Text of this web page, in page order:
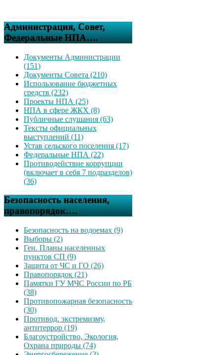
Администрация, Совет,
Федеральные НПА….
Документы Администрации
(151)
Документы Совета (210)
Использование бюджетных
средств (232)
Проекты НПА (25)
НПА в сфере ЖКХ (8)
Публичные слушания (63)
Тексты официальных
выступлений (11)
Устав сельского поселения (17)
Федеральные НПА (22)
Противодействие коррупции
(включает в себя 7 подразделов)
(36)
Безопасность населения,
правопорядок….
Безопасность на водоемах (9)
Выборы (2)
Ген. Планы населенных
пунктов СП (9)
Защита от ЧС и ГО (26)
Правопорядок (21)
Памятки ГУ МЧС России по РБ
(38)
Противопожарная безопасность
(30)
Противод. экстремизму,
антитеррор (19)
Благоустройство, Экология,
Охрана природы (74)